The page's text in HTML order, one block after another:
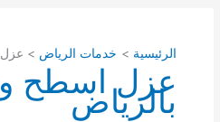
الرئيسية خدمات الرياض عزل
عزل اسطح
بالرياض